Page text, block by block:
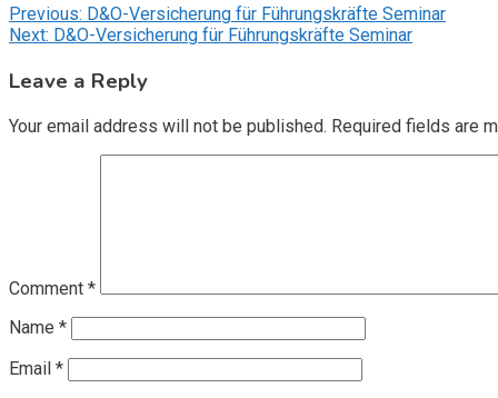
Post
navigation
Previous: D&O-Versicherung für Führungskräfte Seminar
Next: D&O-Versicherung für Führungskräfte Seminar
Leave a Reply
Your email address will not be published. Required fields are
Comment *
Name *
Email *